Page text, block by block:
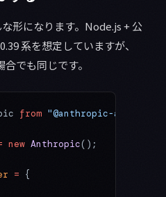
形になります。Node.js + 公
系を想定していますが、
でも同じです。
from "@anthropic-ai/sdk"
new Anthropic();
= {